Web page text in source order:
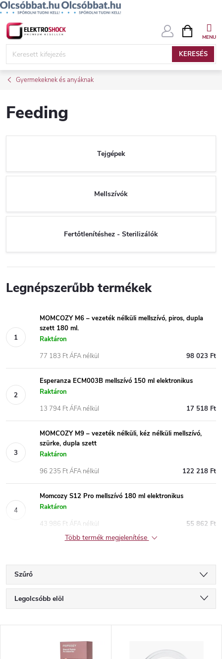
Ugrás
KERESÉS
KOSÁR
Gyermekeknek és anyáknak
Feeding
Tejgépek
Mellszívók
Fertőtlenítéshez - Sterilizálók
Legnépszerűbb termékek
MOMCOZY M6 – vezeték nélküli mellszívó, piros, dupla
szett 180 ml.
Raktáron
98 023 Ft
77 183 Ft ÁFA nélkül
Esperanza ECM003B mellszívó 150 ml elektronikus
Raktáron
17 518 Ft
13 794 Ft ÁFA nélkül
MOMCOZY M9 – vezeték nélküli, kéz nélküli mellszívó,
szürke, dupla szett
Raktáron
122 218 Ft
96 235 Ft ÁFA nélkül
Momcozy S12 Pro mellszívó 180 ml elektronikus
Raktáron
55 862 Ft
43 986 Ft ÁFA nélkül
Több termék megjelenítése
Szűrő
T
e
Legolcsóbb elöl